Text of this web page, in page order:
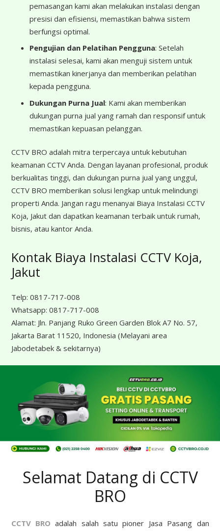
pemasangan kami akan melakukan instalasi dengan
presisi dan efisiensi, memastikan bahwa sistem
berfungsi optimal.
Pengujian dan Pelatihan Pengguna: Setelah
instalasi selesai, kami akan menguji sistem untuk
memastikan kinerjanya dan memberikan pelatihan
kepada pengguna.
Dukungan Purna Jual: Kami akan memberikan
dukungan purna jual yang ramah dan responsif untuk
memastikan kepuasan pelanggan.
CCTV BRO adalah mitra terpercaya untuk kebutuhan
keamanan CCTV Anda. Dengan layanan profesional, produk
berkualitas tinggi, dan dukungan purna jual yang unggul,
CCTV BRO memberikan solusi lengkap untuk melindungi
properti Anda. Jangan ragu menanyai Biaya Instalasi CCTV
Koja, Jakut dan dapatkan keamanan terbaik untuk rumah,
bisnis, atau kantor Anda.
Kontak Biaya Instalasi CCTV Koja,
Jakut
Telp: 0817-717-008
Whatsapp: 0817-717-008
Alamat: Jln. Panjang Ruko Green Garden Blok A7 No. 57,
Jakarta Barat 11520, Indonesia (Melayani area
Jabodetabek & sekitarnya)
Selamat Datang di CCTV
BRO
CCTV BRO adalah salah satu pioner Jasa Pasang dan